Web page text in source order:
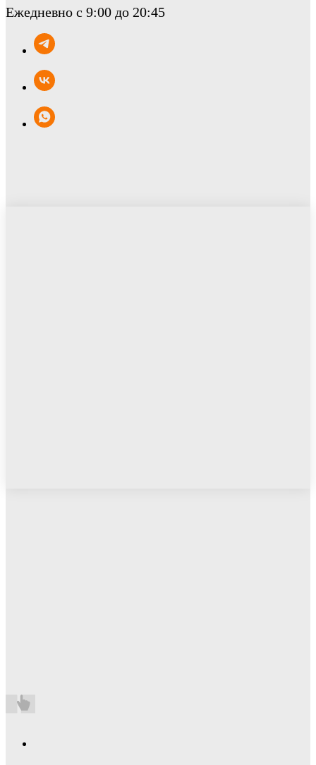
Ежедневно с 9:00 до 20:45